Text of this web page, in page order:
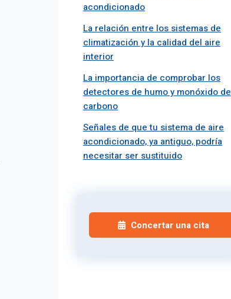
acondicionado
La relación entre los sistemas de
climatización y la calidad del aire
interior
La importancia de comprobar los
detectores de humo y monóxido de
carbono
Señales de que tu sistema de aire
acondicionado, ya antiguo, podría
necesitar ser sustituido
Concertar una cita